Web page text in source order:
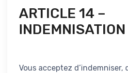
ARTICLE 14 –
INDEMNISATION
Vous acceptez